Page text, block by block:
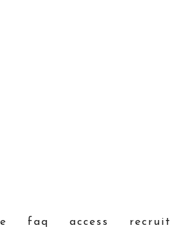
faq access recruit